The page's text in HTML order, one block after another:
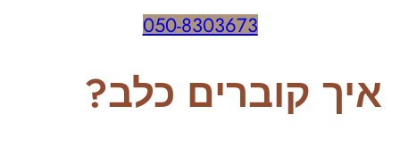
050-8303673
איך קוברים כלב?